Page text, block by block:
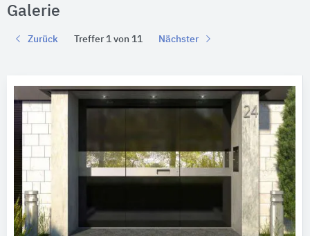
Galerie
Zurück Treffer 1 von 11 Nächster